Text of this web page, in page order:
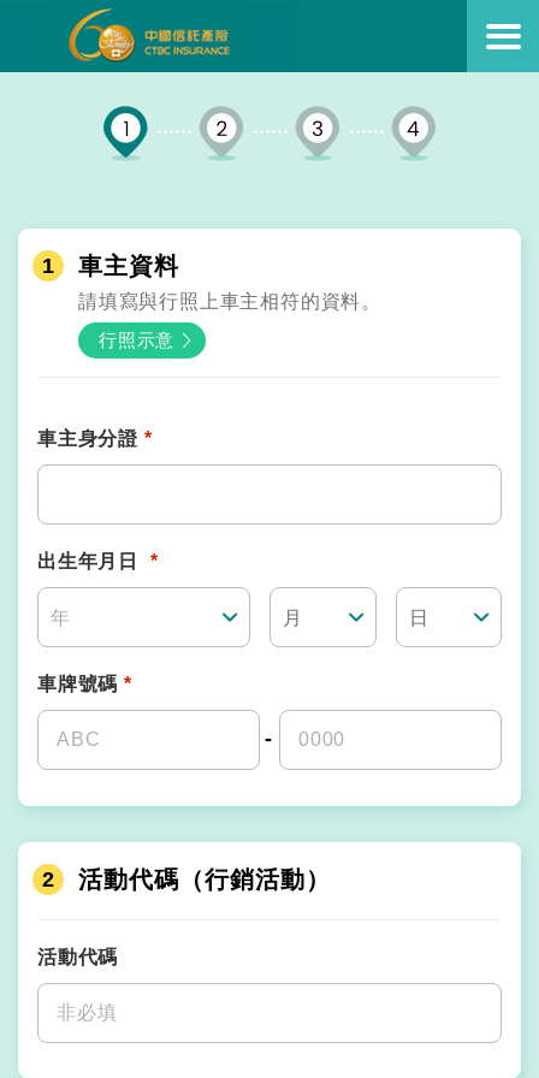
1 車主資料
請填寫與行照上車主相符的資料。
行照示意
車主身分證 *
出生年月日 *
年
車牌號碼 *
2 活動代碼（行銷活動）
活動代碼